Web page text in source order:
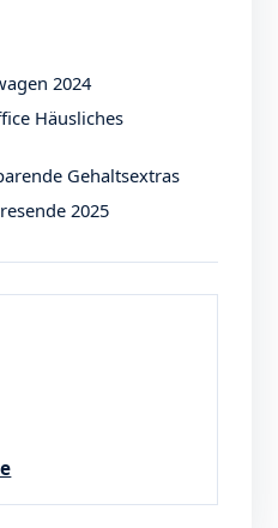
2024
Häusliches
Gehaltsextras
2025